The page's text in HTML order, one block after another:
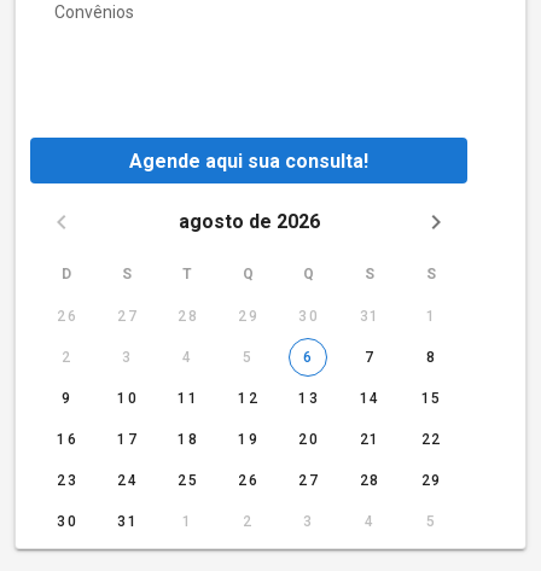
Convênios
Agende aqui sua consulta!
agosto de 2026
D S T Q Q S S
26 27 28 29 30 31 1
2 3 4 5 6 7 8
9 10 11 12 13 14 15
16 17 18 19 20 21 22
23 24 25 26 27 28 29
30 31 1 2 3 4 5